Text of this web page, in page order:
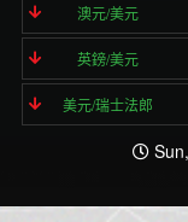
澳元/美元
英鎊/美元
美元/瑞士法郎